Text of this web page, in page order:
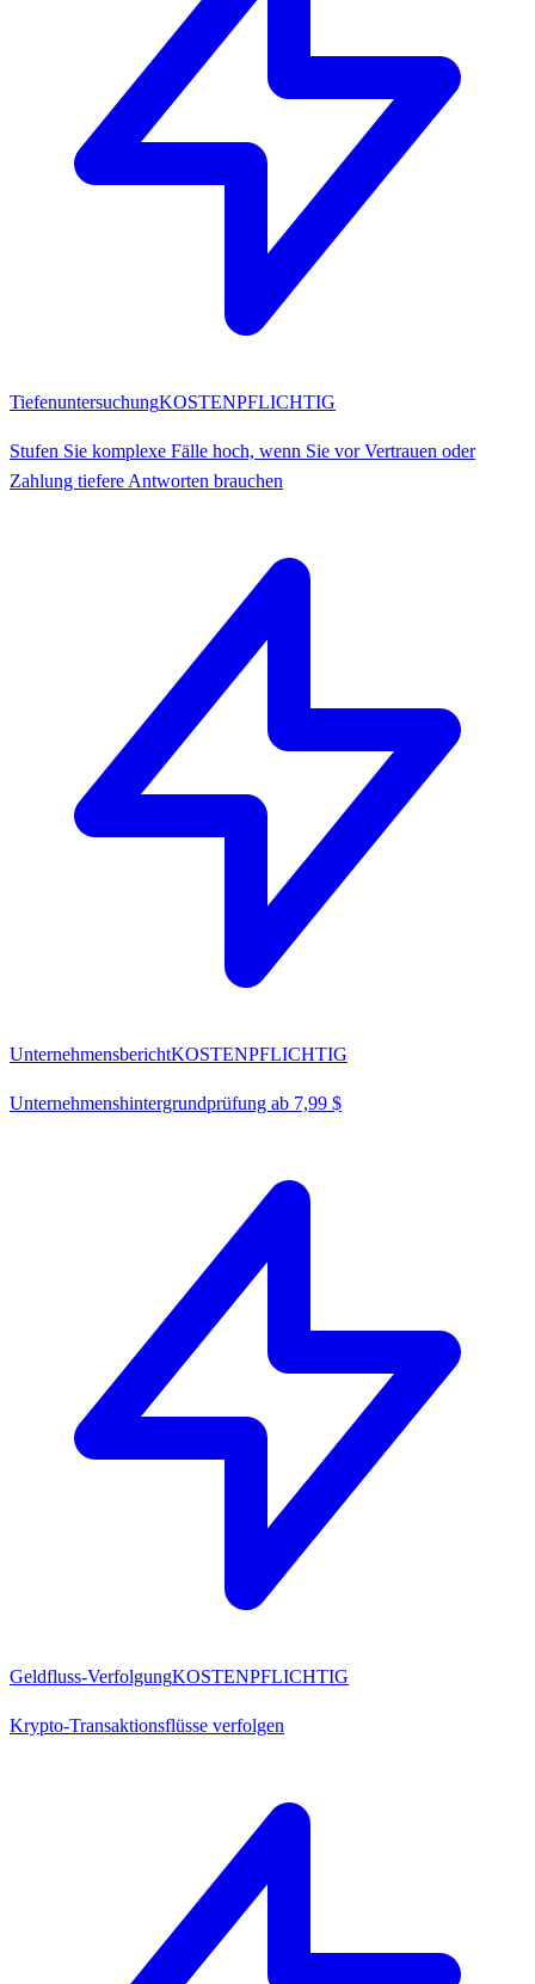
TiefenuntersuchungKOSTENPFLICHTIG
Stufen Sie komplexe Fälle hoch, wenn Sie vor Vertrauen oder
Zahlung tiefere Antworten brauchen
UnternehmensberichtKOSTENPFLICHTIG
Unternehmenshintergrundprüfung ab 7,99 $
Geldfluss-VerfolgungKOSTENPFLICHTIG
Krypto-Transaktionsflüsse verfolgen